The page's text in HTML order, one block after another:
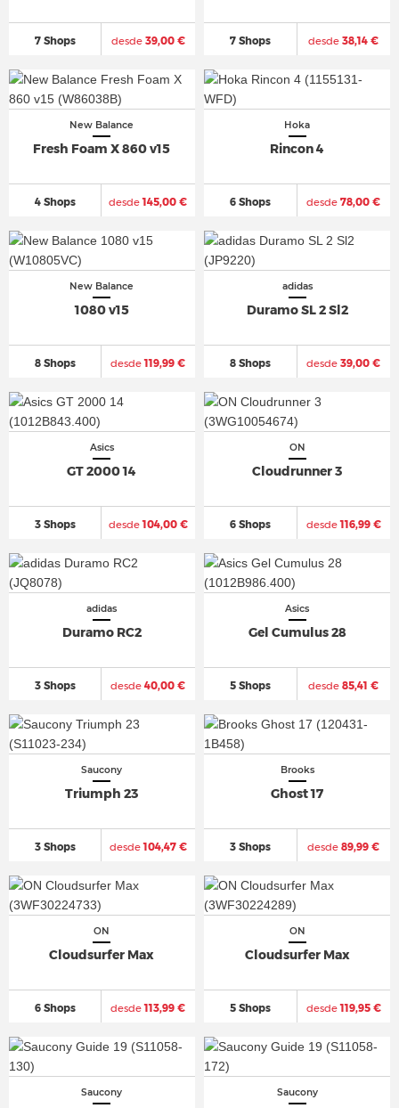
7 Shops desde39,00 € 7 Shops desde 38,14 €
New Balance
Fresh Foam X 860 v15
4 Shops desde145,00 €
Hoka
Rincon 4
6 Shops desde 78,00 €
New Balance
1080 v15
8 Shops desde119,99 €
adidas
Duramo SL 2 Sl2
8 Shops desde 39,00 €
Asics
GT 2000 14
3 Shops desde104,00 €
ON
Cloudrunner 3
6 Shops desde116,99 €
adidas
Duramo RC2
3 Shops desde 40,00 €
Asics
Gel Cumulus 28
5 Shops desde 85,41 €
Saucony
Triumph 23
3 Shops desde104,47 €
Brooks
Ghost 17
3 Shops desde 89,99 €
ON
Cloudsurfer Max
6 Shops desde113,99 €
ON
Cloudsurfer Max
5 Shops desde119,95 €
Saucony Saucony